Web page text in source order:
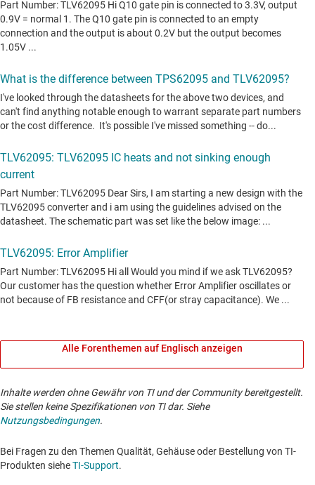
Alle Forenthemen auf Englisch anzeigen
Inhalte werden ohne Gewähr von TI und der Community bereitgestellt.
Sie stellen keine Spezifikationen von TI dar. Siehe
Nutzungsbedingungen.
Bei Fragen zu den Themen Qualität, Gehäuse oder Bestellung von TI-
Produkten sieheTI-Support. ​​​​​​​​​​​​​​